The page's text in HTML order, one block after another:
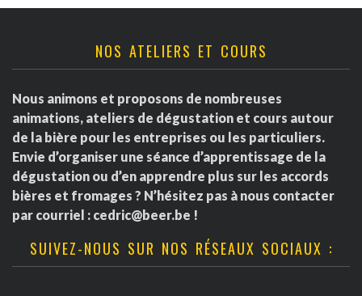
NOS ATELIERS ET COURS
Nous animons et proposons de nombreuses
animations, ateliers de dégustation et cours autour
de la bière pour les entreprises ou les particuliers.
Envie d’organiser une séance d’apprentissage de la
dégustation ou d’en apprendre plus sur les accords
bières et fromages ? N’hésitez pas à nous contacter
par courriel : cedric@beer.be !
SUIVEZ-NOUS SUR NOS RÉSEAUX SOCIAUX :